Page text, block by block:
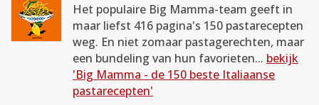
Het populaire Big Mamma-team geeft in
maar liefst 416 pagina's 150 pastarecepten
weg. En niet zomaar pastagerechten, maar
een bundeling van hun favorieten... bekijk
'Big Mamma - de 150 beste Italiaanse
pastarecepten'